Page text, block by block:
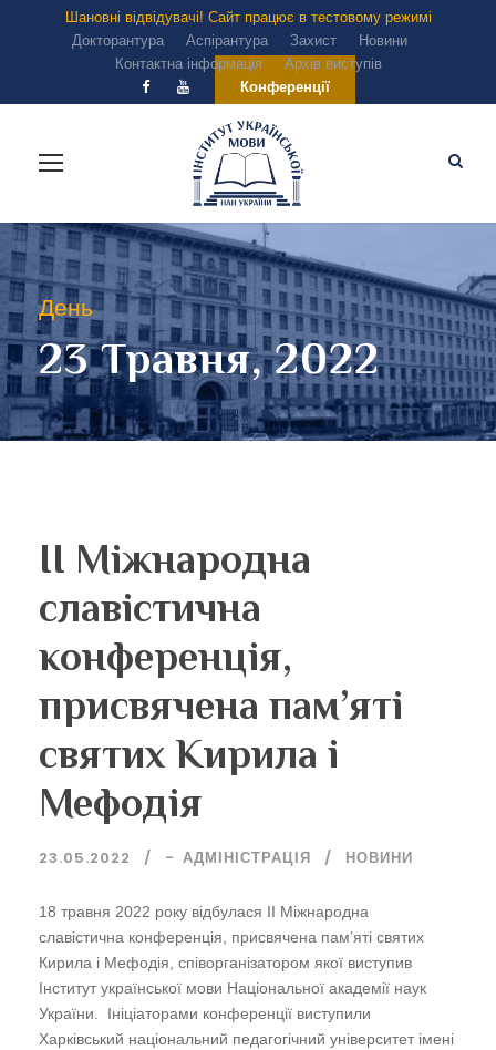
Шановні відвідувачі! Сайт працює в тестовому режимі
Докторантура
Аспірантура Захист
Новини
Контактна інформація
Архів виступів
Конференції
День
23 Травня, 2022
ІІ Міжнародна
славістична
конференція,
присвячена пам’яті
святих Кирила і
Мефодія
23.05.2022 - АДМІНІСТРАЦІЯ НОВИНИ
18 травня 2022 року відбулася ІІ Міжнародна
славістична конференція, присвячена пам’яті святих
Кирила і Мефодія, співорганізатором якої виступив
Інститут української мови Національної академії наук
України. Ініціаторами конференції виступили
Харківський національний педагогічний університет імені